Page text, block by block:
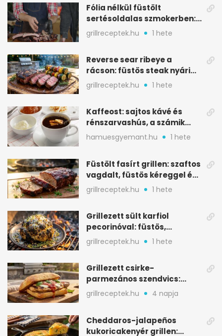
Fólia nélkül füstölt
sertésoldalas szmokerben:
ropogós bark, 6 óra
grillreceptek.hu 1 hete
Reverse sear ribeye a
rácson: füstös steak nyári
tökkebabbal
grillreceptek.hu 1 hete
Kaffeost: sajtos kávé és
rénszarvashús, a számik
melegítő itala
hamuesgyemant.hu 1 hete
Füstölt fasírt grillen: szaftos
vagdalt, füstös kéreggel és
BBQ mázzal
grillreceptek.hu 1 hete
Grillezett sült karfiol
pecorinóval: füstös,
karamellizált nyári kedvenc
grillreceptek.hu 1 hete
Grillezett csirke-
parmezános szendvics:
ropogós csirke, olvadó sajt
grillreceptek.hu 4 napja
Cheddaros-jalapeños
kukoricakenyér grillen: